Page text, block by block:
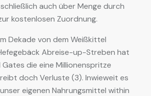
auch über Menge durch
kostenlosen Zuordnung.
Dekade von dem Weißkittel
Abreise-up-Streben hat
Gates die eine Millionenspritze
doch Verluste (3). Inwieweit es
eigenen Nahrungsmittel within